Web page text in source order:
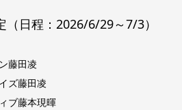
日程：2026/6/29～7/3）
藤田凌
ズ藤田凌
ブ藤本現暉